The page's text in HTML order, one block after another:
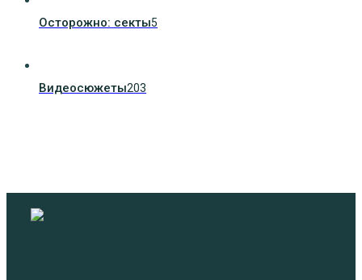
Осторожно: секты5
Видеосюжеты203